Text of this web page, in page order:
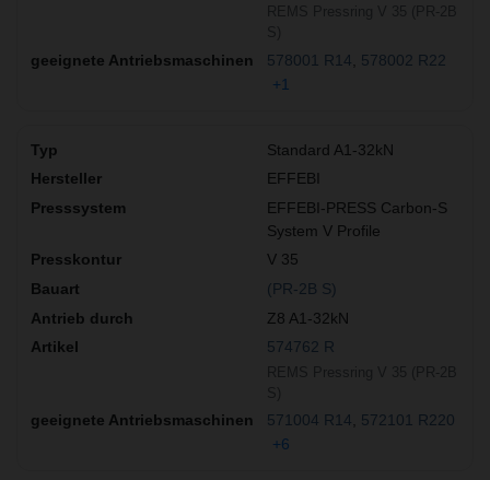
578001 R14
578002 R22
+1
Standard A1-32kN
EFFEBI
EFFEBI-PRESS Carbon-S
System V Profile
V 35
(PR-2B S)
Z8 A1-32kN
574762 R
571004 R14
572101 R220
+6